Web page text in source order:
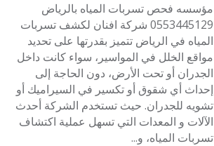
مؤسسه فحص تسربات المياه بالرياض
0553445129 شركة افنان لكشف تسربات
المياه في الرياض تتميز بقدرتها على تحديد
مواقع الخلل في المواسير، سواء كانت داخل
الجدران أو تحت الأرض، دون الحاجة إلى
إحداث أي شقوق أو تكسير في السيراميك أو
تشويه للجدران. حيث تستخدم الشركة أحدث
الآلات و المعدات التي تسهل عملية اكتشاف
تسربات المياه، و...